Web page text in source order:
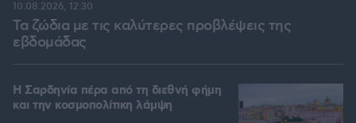
Τα ζώδια με τις καλύτερες προβλέψεις της
εβδομάδας
10.08.2026, 12:30
Η Σαρδηνία πέρα από τη διεθνή φήμη
και την κοσμοπολίτικη λάμψη